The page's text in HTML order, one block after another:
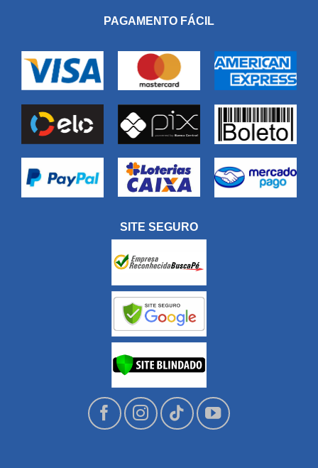
PAGAMENTO FÁCIL
SITE SEGURO